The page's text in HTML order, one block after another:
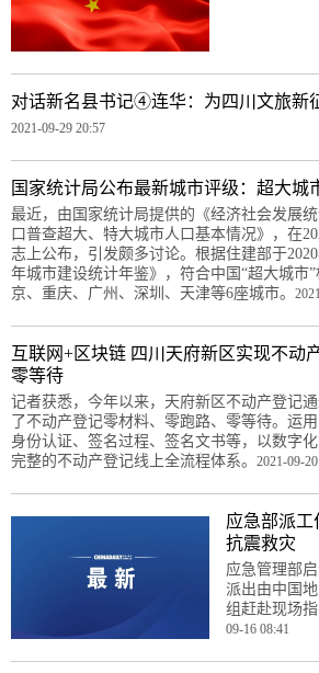
对话新名县书记④连华：为四川文旅新
2021-09-29 20:57
国家统计局公布最新城市评级：超大城
最近，由国家统计局提供的《经济社会发展
口普查超大、特大城市人口基本情况》，在
志上公布，引发颇多讨论。根据住建部于
年城市建设统计年鉴》，符合中国“超大城市
京、重庆、广州、深圳、天津等6座城市。
互联网+区块链 四川天府新区实现不动
零等待
记者获悉，今年以来，天府新区不动产登记
了不动产登记零材料、零跑路、零等待。运
身份认证、签名过程、签名文书等，以数字
完整的不动产登记线上全流程体系。 2021-09-
应急部派工
抗震救灾
应急管理部
派出由中国
组赶赴现场指
09-16 08:41